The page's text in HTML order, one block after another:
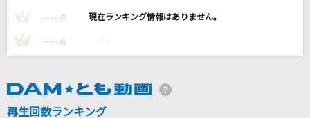
シャ乱Q
結束バンド
---- 点 ----
3 ---- 点 ----
再生回数ランキング